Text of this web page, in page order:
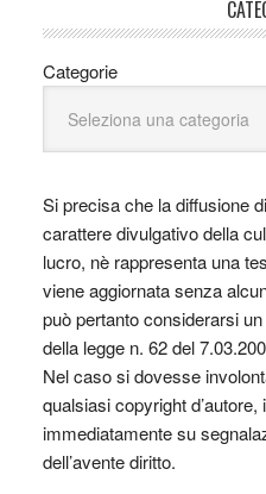
Categorie
Si precisa che la diffusione
carattere divulgativo della
lucro, nè rappresenta una
viene aggiornata senza
può pertanto considerarsi
della legge n. 62 del
Nel caso si dovesse
qualsiasi copyright
immediatamente su
dell’avente diritto.